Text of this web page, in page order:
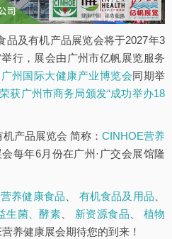
品及有机产品展览会将于2027年3
行，展会由广州市亿帆展览服务
州国际大健康产业博览会同期举
获广州市商务局颁发“成功举办18
产品展览会 简称： CINHOE营养
每年6月份在广州·广交会展馆隆
营养健康食品 有机食品及用品
生菌、酵素 新资源食品
植物
养健康展会期待您的到来！